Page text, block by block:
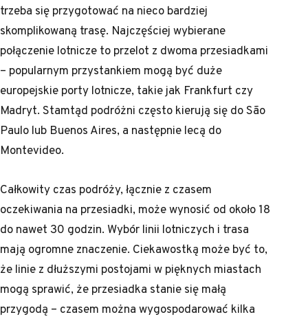
trzeba się przygotować na nieco bardziej
skomplikowaną trasę. Najczęściej wybierane
połączenie lotnicze to przelot z dwoma przesiadkami
– popularnym przystankiem mogą być duże
europejskie porty lotnicze, takie jak Frankfurt czy
Madryt. Stamtąd podróżni często kierują się do São
Paulo lub Buenos Aires, a następnie lecą do
Montevideo.
Całkowity czas podróży, łącznie z czasem
oczekiwania na przesiadki, może wynosić od około 18
do nawet 30 godzin. Wybór linii lotniczych i trasa
mają ogromne znaczenie. Ciekawostką może być to,
że linie z dłuższymi postojami w pięknych miastach
mogą sprawić, że przesiadka stanie się małą
przygodą – czasem można wygospodarować kilka